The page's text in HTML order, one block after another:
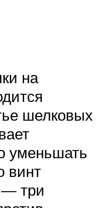
на
шелковых
уменьшать
винт
— три